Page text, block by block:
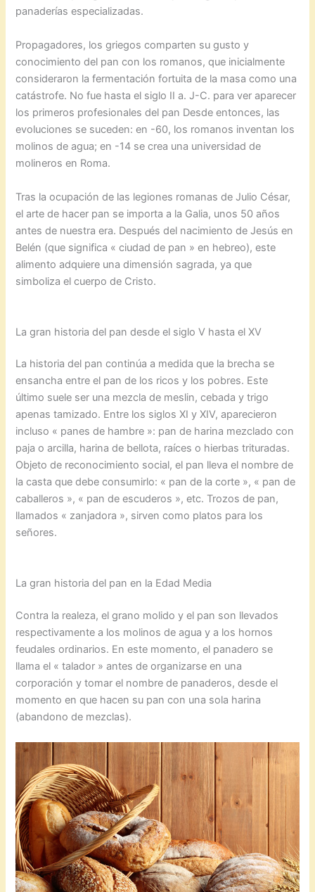
panaderías especializadas.
Propagadores, los griegos comparten su gusto y
conocimiento del pan con los romanos, que inicialmente
consideraron la fermentación fortuita de la masa como una
catástrofe. No fue hasta el siglo II a. J-C. para ver aparecer
los primeros profesionales del pan Desde entonces, las
evoluciones se suceden: en -60, los romanos inventan los
molinos de agua; en -14 se crea una universidad de
molineros en Roma.
Tras la ocupación de las legiones romanas de Julio César,
el arte de hacer pan se importa a la Galia, unos 50 años
antes de nuestra era. Después del nacimiento de Jesús en
Belén (que significa « ciudad de pan » en hebreo), este
alimento adquiere una dimensión sagrada, ya que
simboliza el cuerpo de Cristo.
La gran historia del pan desde el siglo V hasta el XV
La historia del pan continúa a medida que la brecha se
ensancha entre el pan de los ricos y los pobres. Este
último suele ser una mezcla de meslin, cebada y trigo
apenas tamizado. Entre los siglos XI y XIV, aparecieron
incluso « panes de hambre »: pan de harina mezclado con
paja o arcilla, harina de bellota, raíces o hierbas trituradas.
Objeto de reconocimiento social, el pan lleva el nombre de
la casta que debe consumirlo: « pan de la corte », « pan de
caballeros », « pan de escuderos », etc. Trozos de pan,
llamados « zanjadora », sirven como platos para los
señores.
La gran historia del pan en la Edad Media
Contra la realeza, el grano molido y el pan son llevados
respectivamente a los molinos de agua y a los hornos
feudales ordinarios. En este momento, el panadero se
llama el « talador » antes de organizarse en una
corporación y tomar el nombre de panaderos, desde el
momento en que hacen su pan con una sola harina
(abandono de mezclas).